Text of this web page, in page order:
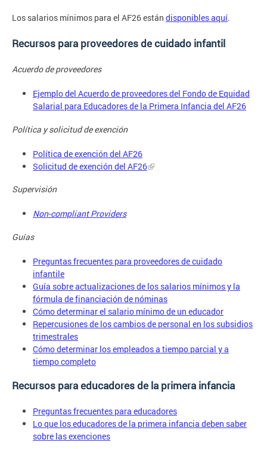
Los salarios mínimos para el AF26 están disponibles aquí.
Recursos para proveedores de cuidado infantil
Acuerdo de proveedores
Ejemplo del Acuerdo de proveedores del Fondo de Equidad
Salarial para Educadores de la Primera Infancia del AF26
Política y solicitud de exención
Política de exención del AF26
Solicitud de exención del AF26
Supervisión
Non-compliant Providers
Guías
Preguntas frecuentes para proveedores de cuidado
infantile
Guía sobre actualizaciones de los salarios mínimos y la
fórmula de financiación de nóminas
Cómo determinar el salario mínimo de un educador
Repercusiones de los cambios de personal en los subsidios
trimestrales
Cómo determinar los empleados a tiempo parcial y a
tiempo completo
Recursos para educadores de la primera infancia
Preguntas frecuentes para educadores
Lo que los educadores de la primera infancia deben saber
sobre las exenciones